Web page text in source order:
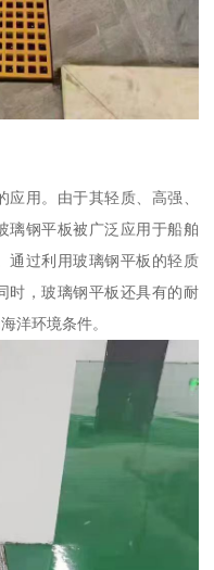
用。由于其轻质、高强、
璃钢平板被广泛应用于船舶
通过利用玻璃钢平板的轻质
时，玻璃钢平板还具有的耐
洋环境条件。